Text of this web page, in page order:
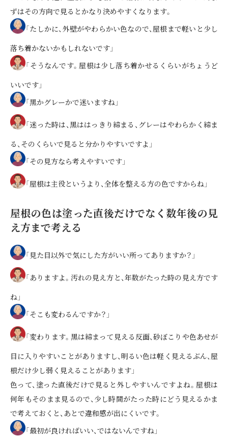
ずはその方向で見るとかなり決めやすくなります。
「たしかに、外壁がやわらかい色なので、屋根まで軽いと少し
落ち着かないかもしれないです」
「そうなんです。屋根は少し落ち着かせるくらいがちょうど
いいです」
「黒かグレーかで迷いますね」
「迷った時は、黒ははっきり締まる、グレーはやわらかく締ま
る、そのくらいで見ると分かりやすいですよ」
「その見方なら考えやすいです」
「屋根は主役というより、全体を整える方の色ですからね」
屋根の色は塗った直後だけでなく数年後の見
え方まで考える
「見た目以外で気にした方がいい所ってありますか？」
「ありますよ。汚れの見え方と、年数がたった時の見え方です
ね」
「そこも変わるんですか？」
「変わります。黒は締まって見える反面、砂ぼこりや色あせが
目に入りやすいことがありますし、明るい色は軽く見えるぶん、屋
根だけ少し弱く見えることがあります」
色って、塗った直後だけで見ると外しやすいんですよね。屋根は
何年もそのまま見るので、少し時間がたった時にどう見えるかま
で考えておくと、あとで違和感が出にくいです。
「最初が良ければいい、ではないんですね」